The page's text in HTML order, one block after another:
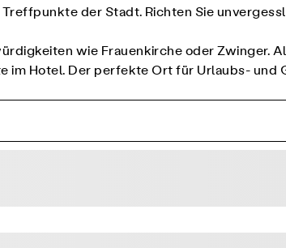
der Stadt. Richten Sie
wie Frauenkirche oder Zwinger.
im Hotel. Der perfekte Ort für Urlaubs- und